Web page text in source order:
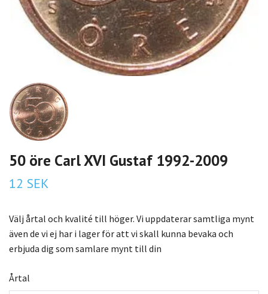
50 öre Carl XVI Gustaf 1992-2009
12 SEK
Välj årtal och kvalité till höger. Vi uppdaterar samtliga mynt
även de vi ej har i lager för att vi skall kunna bevaka och
erbjuda dig som samlare mynt till din
Årtal